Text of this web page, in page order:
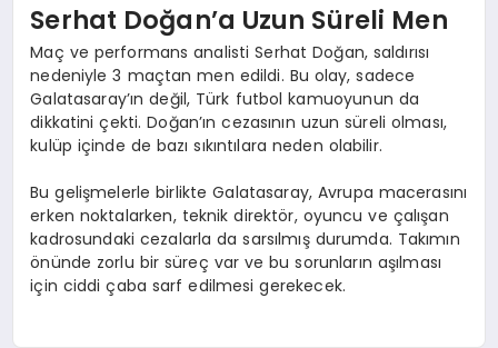
Serhat Doğan’a Uzun Süreli Men
Maç ve performans analisti Serhat Doğan, saldırısı
nedeniyle 3 maçtan men edildi. Bu olay, sadece
Galatasaray’ın değil, Türk futbol kamuoyunun da
dikkatini çekti. Doğan’ın cezasının uzun süreli olması,
kulüp içinde de bazı sıkıntılara neden olabilir.
Bu gelişmelerle birlikte Galatasaray, Avrupa macerasını
erken noktalarken, teknik direktör, oyuncu ve çalışan
kadrosundaki cezalarla da sarsılmış durumda. Takımın
önünde zorlu bir süreç var ve bu sorunların aşılması
için ciddi çaba sarf edilmesi gerekecek.